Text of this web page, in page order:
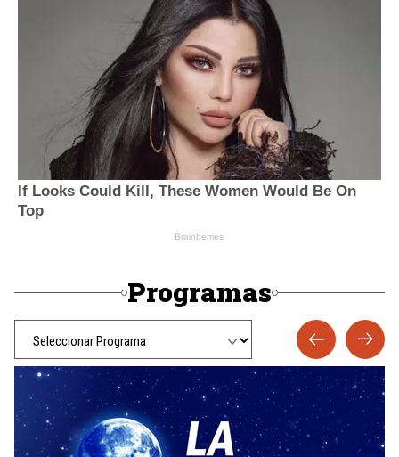
Programas